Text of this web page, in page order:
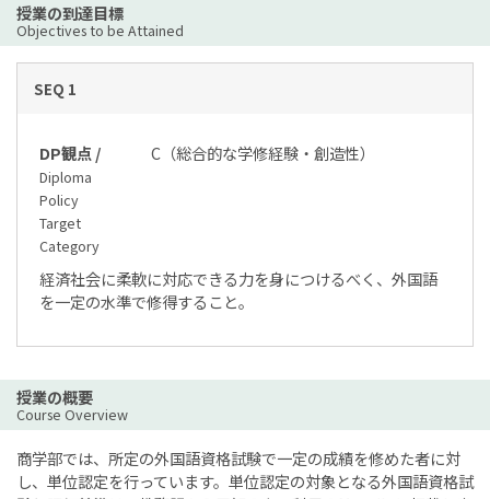
授業の到達目標
Objectives to be Attained
SEQ 1
DP観点 /
Diploma
Policy
Target
Category
C（総合的な学修経験・創造性）
経済社会に柔軟に対応できる力を身につけるべく、外国語
を一定の水準で修得すること。
授業の概要
Course Overview
商学部では、所定の外国語資格試験で一定の成績を修めた者に対
し、単位認定を行っています。単位認定の対象となる外国語資格試